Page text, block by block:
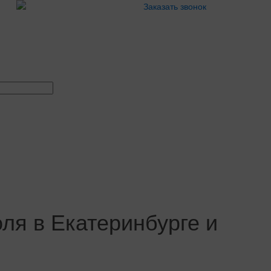
Заказать звонок
в Екатеринбурге и